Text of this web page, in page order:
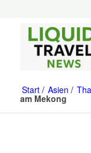
Start Asien
am Mekong